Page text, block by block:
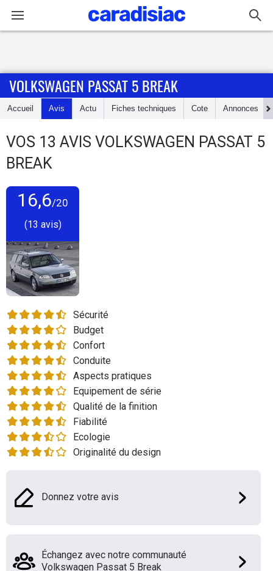
Accueil
Essais
d'achat
Electriques
Utilitaires
Flottes
Services
Forum
Moto
Marques
VOLKSWAGEN PASSAT 5 BREAK
Accueil Avis Actu Fiches techniques Cote Annonces
VOS 13 AVIS VOLKSWAGEN PASSAT 5
BREAK
16,6/20
(13 avis)
Sécurité
Budget
Confort
Conduite
Aspects pratiques
Equipement de série
Qualité de la finition
Fiabilité
Ecologie
Originalité du design
Donnez votre avis
Échangez avec notre communauté
Volkswagen Passat 5 Break